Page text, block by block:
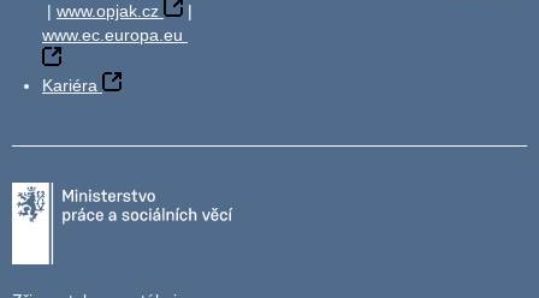
| www.opjak.cz
|
www.ec.europa.eu
Kariéra